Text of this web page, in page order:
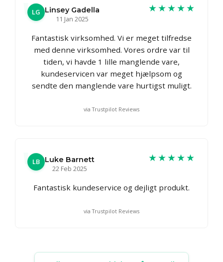
LG
Linsey Gadella
11 Jan 2025
★★★★★
Fantastisk virksomhed. Vi er meget tilfredse
med denne virksomhed. Vores ordre var til
tiden, vi havde 1 lille manglende vare,
kundeservicen var meget hjælpsom og
sendte den manglende vare hurtigst muligt.
via Trustpilot Reviews
LB
Luke Barnett
22 Feb 2025
★★★★★
Fantastisk kundeservice og dejligt produkt.
via Trustpilot Reviews